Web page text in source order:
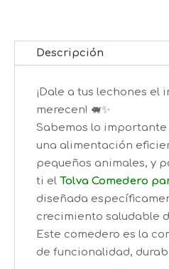
Descripción
¡Dale a tus lechones el
merecen! 🐖✨
Sabemos lo
una alimentación
pequeños animales, y
ti el Tolva Comedero
diseñada
crecimiento saludable
Este comedero es la
de funcionalidad,